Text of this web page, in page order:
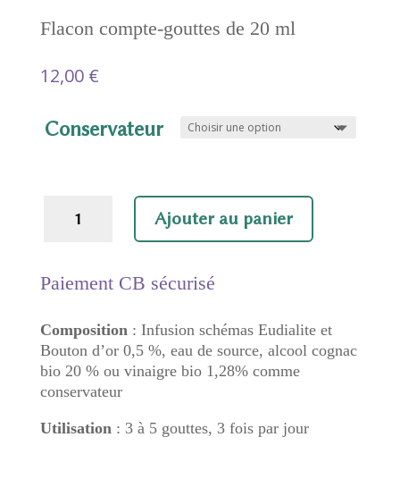
Flacon compte-gouttes de 20 ml
12,00 €
Conservateur
soi
Ajouter au panier
Paiement CB sécurisé
Composition : Infusion schémas Eudialite et
Bouton d’or 0,5 %, eau de source, alcool cognac
bio 20 % ou vinaigre bio 1,28% comme
conservateur
Utilisation : 3 à 5 gouttes, 3 fois par jour